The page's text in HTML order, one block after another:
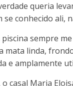
queria
conhecido ali,
sempre
mata linda,
e amplamente
casal Maria